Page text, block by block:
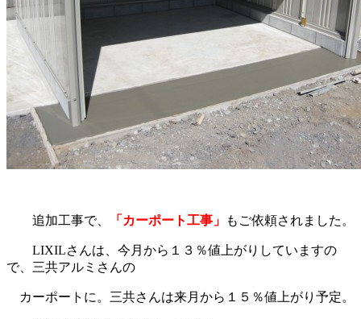
追加工事で、 「カーポート工事」 もご依頼されました。
LIXILさんは、今月から１３％値上がりしていますの
で、三共アルミさんの
カーポートに。三共さんは来月から１５％値上がり予定。